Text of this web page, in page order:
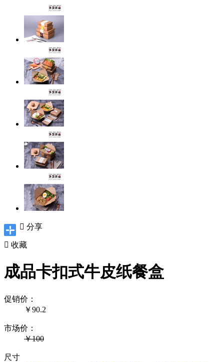
 分享
 收藏
成品卡扣式牛皮纸餐盒
促销价：
￥90.2
市场价：
￥100
尺寸